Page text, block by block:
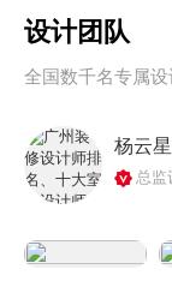
设计团队
全国数千名专属
杨云星
总监